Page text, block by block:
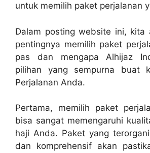
untuk memilih paket perjalanan
Dalam posting website ini, kita
pentingnya memilih paket
pas dan mengapa Alhijaz
pilihan yang sempurna buat
Perjalanan Anda.
Pertama, memilih paket
bisa sangat memengaruhi
haji Anda. Paket yang
dan komprehensif akan